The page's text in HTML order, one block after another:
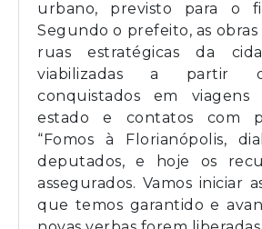
urbano, previsto para o
Segundo o prefeito, as
ruas estratégicas da
viabilizadas a partir
conquistados em
estado e contatos com
“Fomos à Florianópolis,
deputados, e hoje os
assegurados. Vamos iniciar
que temos garantido e